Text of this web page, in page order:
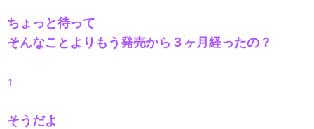
ちょっと待って
そんなことよりもう発売から３ヶ月経ったの？
↑
そうだよ